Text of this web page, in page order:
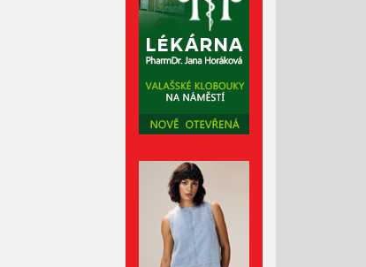
Říjen 2023
Září 2023
Srpen 2023
Červenec 2023
Červen 2023
Duben 2023
Březen 2023
Únor 2023
Leden 2023